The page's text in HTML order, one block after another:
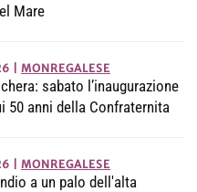
Mare
MONREGALESE
sabato l’inaugurazione
50 anni della Confraternita
MONREGALESE
a un palo dell'alta